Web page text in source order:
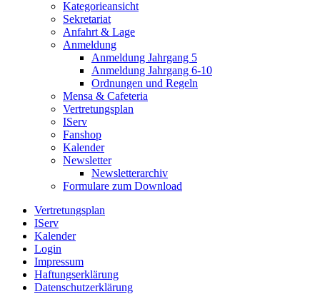
Kategorieansicht
Sekretariat
Anfahrt & Lage
Anmeldung
Anmeldung Jahrgang 5
Anmeldung Jahrgang 6-10
Ordnungen und Regeln
Mensa & Cafeteria
Vertretungsplan
IServ
Fanshop
Kalender
Newsletter
Newsletterarchiv
Formulare zum Download
Vertretungsplan
IServ
Kalender
Login
Impressum
Haftungserklärung
Datenschutzerklärung